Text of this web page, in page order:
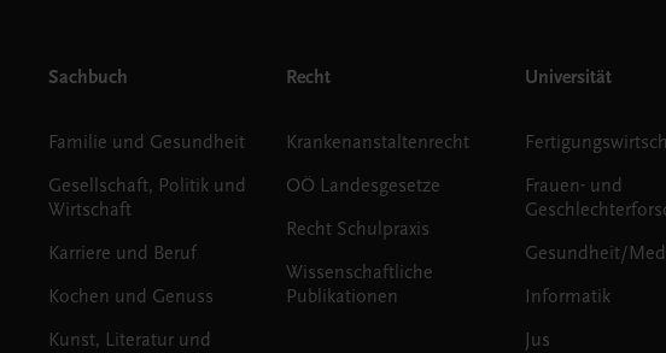
Sachbuch
Familie und Gesundheit
Gesellschaft, Politik und
Wirtschaft
Karriere und Beruf
Kochen und Genuss
Kunst, Literatur und
Recht
Krankenanstaltenrecht
OÖ Landesgesetze
Recht Schulpraxis
Wissenschaftliche
Publikationen
Universität
Frauen- und
Gesundheit/
Informatik
Jus